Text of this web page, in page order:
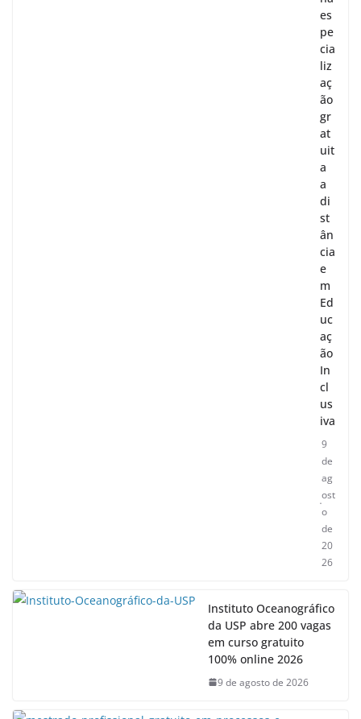
es
pe
cia
liz
aç
ão
gr
at
uit
a
a
di
st
ân
cia
e
m
Ed
uc
aç
ão
In
cl
us
iva
9
de
ag
ost
o
de
20
26
Instituto Oceanográfico
da USP abre 200 vagas
em curso gratuito
100% online 2026
9 de agosto de 2026